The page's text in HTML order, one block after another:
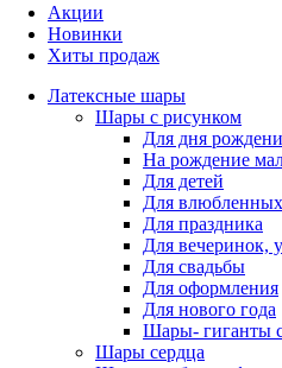
Акции
Новинки
Хиты продаж
Латексные шары
Шары с рисунком
Для дня
На рождение
Для детей
Для влюбленных
Для праздника
Для вечеринок,
Для свадьбы
Для оформления
Для нового года
Шары- гиганты
Шары сердца